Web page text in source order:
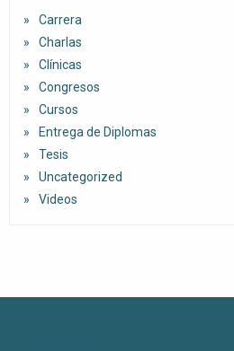
Carrera
Charlas
Clínicas
Congresos
Cursos
Entrega de Diplomas
Tesis
Uncategorized
Videos